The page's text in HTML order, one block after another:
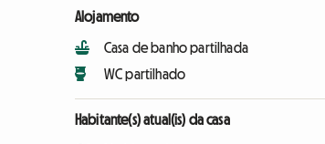
Alojamento
Casa de banho partilhada
WC partilhado
Habitante(s) atual(is) da casa